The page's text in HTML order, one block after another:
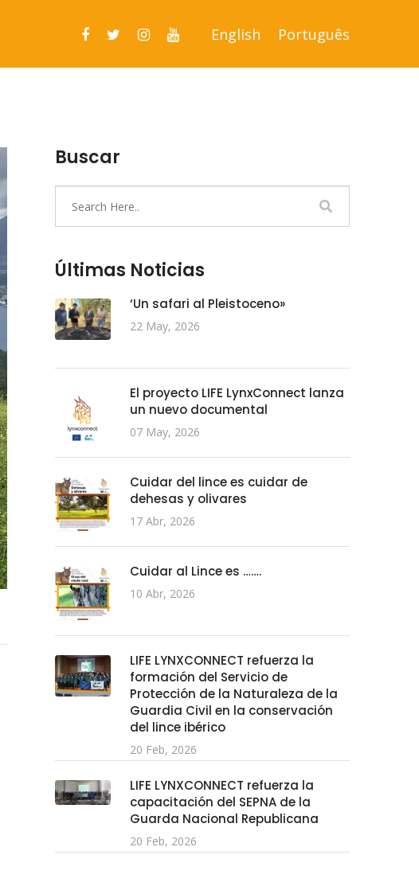
English Português
Buscar
Últimas Noticias
‘Un safari al Pleistoceno»
22 May, 2026
El proyecto LIFE LynxConnect lanza
un nuevo documental
07 May, 2026
Cuidar del lince es cuidar de
dehesas y olivares
17 Abr, 2026
Cuidar al Lince es …….
10 Abr, 2026
LIFE LYNXCONNECT refuerza la
formación del Servicio de
Protección de la Naturaleza de la
Guardia Civil en la conservación
del lince ibérico
20 Feb, 2026
LIFE LYNXCONNECT refuerza la
capacitación del SEPNA de la
Guarda Nacional Republicana
20 Feb, 2026